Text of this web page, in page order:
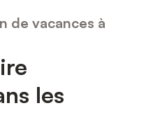
de vacances à
les